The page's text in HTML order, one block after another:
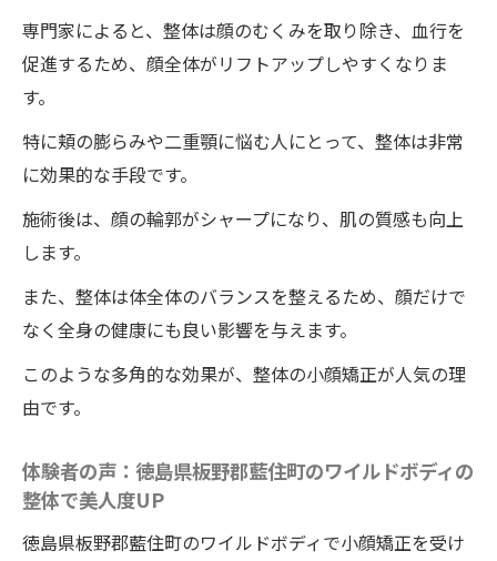
一回の施術で二重顎解消徳島県板野郡藍住町の
ワイルドボディの整体で美人度UP
一回の施術で二重顎が改善する理由：徳島
県板野郡藍住町のワイルドボディの整体
施術後に期待できる二重顎の変化：体験者
二重顎改善のための整体術：徳島県板野郡
藍住町のワイルドボディの専門技術
二重顎に悩む方へのアドバイス：徳島県板
イルドボディの整体施術
徳島県板野郡藍住町のワイルドボディの整体で
低価格の小顔矯正頬の膨らみも改善
専門家によると、整体は顔のむくみを取り除き、血行を
促進するため、顔全体がリフトアップしやすくなりま
す。
特に頬の膨らみや二重顎に悩む人にとって、整体は非常
に効果的な手段です。
施術後は、顔の輪郭がシャープになり、肌の質感も向上
します。
また、整体は体全体のバランスを整えるため、顔だけで
なく全身の健康にも良い影響を与えます。
このような多角的な効果が、整体の小顔矯正が人気の理
由です。
体験者の声：徳島県板野郡藍住町のワイルドボディの
整体で美人度UP
徳島県板野郡藍住町のワイルドボディで小顔矯正を受け